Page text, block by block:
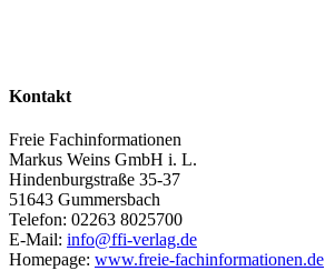
Kontakt
Freie Fachinformationen
Markus Weins GmbH i. L.
Hindenburgstraße 35-37
51643 Gummersbach
Telefon: 02263 8025700
E-Mail: info@ffi-verlag.de
Homepage: www.freie-fachinformationen.de